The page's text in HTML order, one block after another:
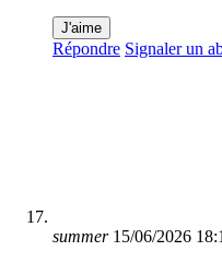
J'aime
Répondre Signaler un
summer 15/06/2026